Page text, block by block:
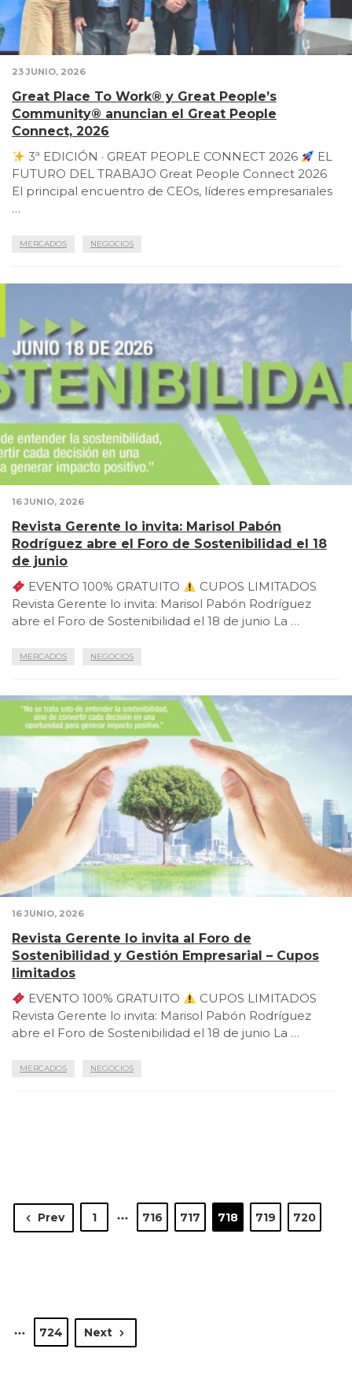
23 JUNIO, 2026
Great Place To Work® y Great People’s
Community® anuncian el Great People
Connect, 2026
3ª EDICIÓN · GREAT PEOPLE CONNECT 2026
EL
FUTURO DEL TRABAJO Great People Connect 2026
El principal encuentro de CEOs, líderes empresariales
…
MERCADOS NEGOCIOS
16 JUNIO, 2026
Revista Gerente lo invita: Marisol Pabón
Rodríguez abre el Foro de Sostenibilidad el 18
de junio
EVENTO 100% GRATUITO
CUPOS LIMITADOS
Revista Gerente lo invita: Marisol Pabón Rodríguez
abre el Foro de Sostenibilidad el 18 de junio La …
MERCADOS NEGOCIOS
16 JUNIO, 2026
Revista Gerente lo invita al Foro de
Sostenibilidad y Gestión Empresarial – Cupos
limitados
EVENTO 100% GRATUITO
CUPOS LIMITADOS
Revista Gerente lo invita: Marisol Pabón Rodríguez
abre el Foro de Sostenibilidad el 18 de junio La …
MERCADOS NEGOCIOS
Prev 1 716 717 718 719 720
724 Next